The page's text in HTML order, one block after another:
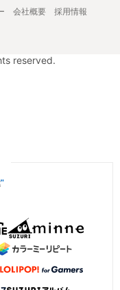
会社概要
採用情報
reserved.